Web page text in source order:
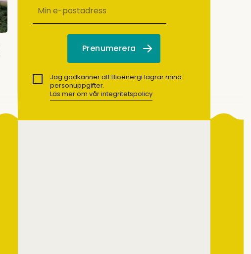
Jag godkänner att Bioenergi lagrar mina
personuppgifter.
Läs mer om vår integritetspolicy